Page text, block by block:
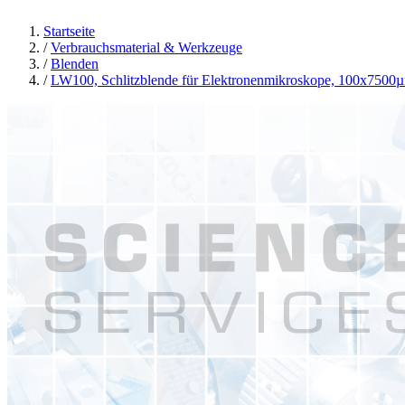
Startseite
/ Verbrauchsmaterial & Werkzeuge
/ Blenden
/ LW100, Schlitzblende für Elektronenmikroskope,